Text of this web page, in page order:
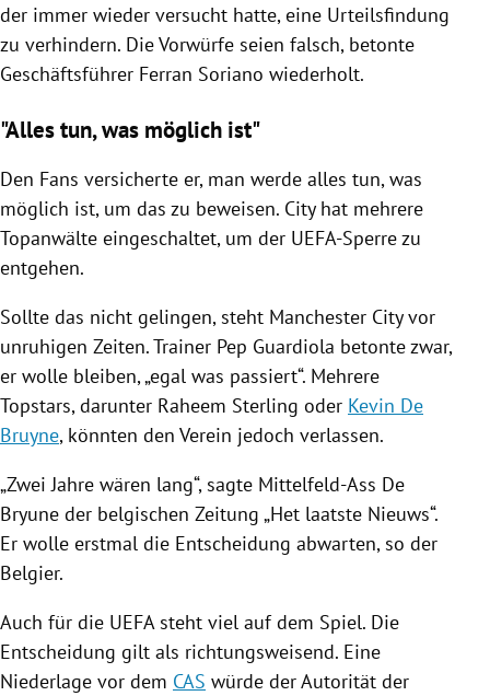
der immer wieder versucht hatte, eine Urteilsfindung
zu verhindern. Die Vorwürfe seien falsch, betonte
Geschäftsführer Ferran Soriano wiederholt.
"Alles tun, was möglich ist"
Den Fans versicherte er, man werde alles tun, was
möglich ist, um das zu beweisen. City hat mehrere
Topanwälte eingeschaltet, um der UEFA-Sperre zu
entgehen.
Sollte das nicht gelingen, steht Manchester Cityvor
unruhigen Zeiten. Trainer Pep Guardiola betonte zwar,
er wolle bleiben, „egal was passiert“. Mehrere
Topstars, darunter Raheem Sterling oder Kevin De
Bruyne, könnten den Verein jedoch verlassen.
„Zwei Jahre wären lang“, sagte Mittelfeld-Ass De
Bryune der belgischen Zeitung „Het laatste Nieuws“.
Er wolle erstmal die Entscheidung abwarten, so der
Belgier.
Auch für die UEFAsteht viel auf dem Spiel. Die
Entscheidung gilt als richtungsweisend. Eine
Niederlage vor dem CAS würde der Autorität der